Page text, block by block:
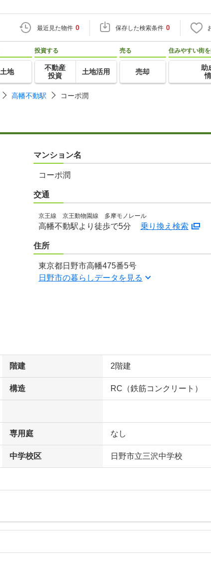
最近見た物件 0 保存した検索条件 0
土地
投資する
不動産
投資
土地活用
売る
売却
住みやすい街
助
高幡不動駅 コーポ潤
マンション名
コーポ潤
交通
京王線 京王動物園線 多摩モノレール
高幡不動駅より徒歩で5分 乗り換え検索
住所
東京都日野市高幡475番5号
日野市の暮らしデータを見る
階建 2階建
構造 RC（鉄筋コンクリート）
専用庭 なし
中学校区 日野市立三沢中学校